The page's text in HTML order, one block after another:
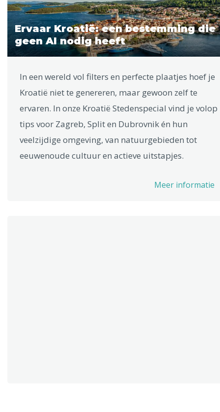
Ervaar Kroatië: een bestemming die
geen AI nodig heeft
In een wereld vol filters en perfecte plaatjes hoef je
Kroatië niet te genereren, maar gewoon zelf te
ervaren. In onze Kroatië Stedenspecial vind je volop
tips voor Zagreb, Split en Dubrovnik én hun
veelzijdige omgeving, van natuurgebieden tot
eeuwenoude cultuur en actieve uitstapjes.
Meer informatie